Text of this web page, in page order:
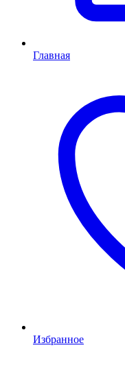
Главная
Избранное